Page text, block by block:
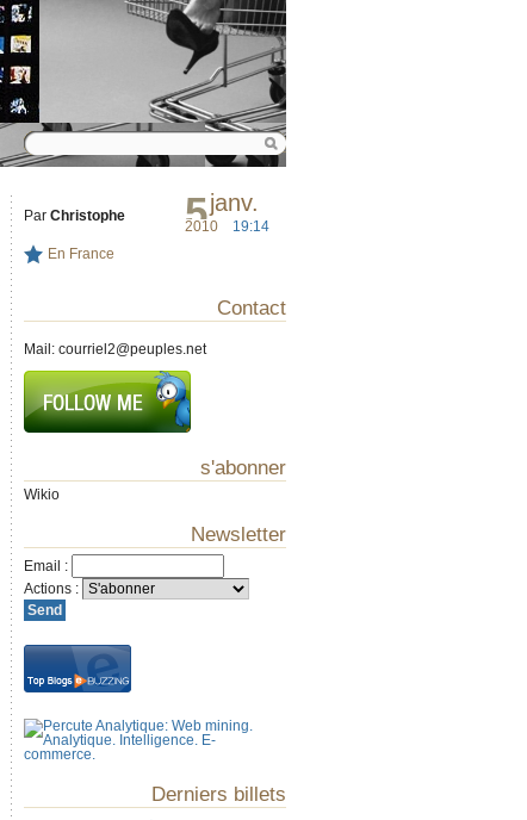
5janv.
2010 19:14
Par Christophe
En France
Contact
Mail: courriel2@peuples.net
s'abonner
Wikio
Newsletter
Email :
Actions :
Derniers billets